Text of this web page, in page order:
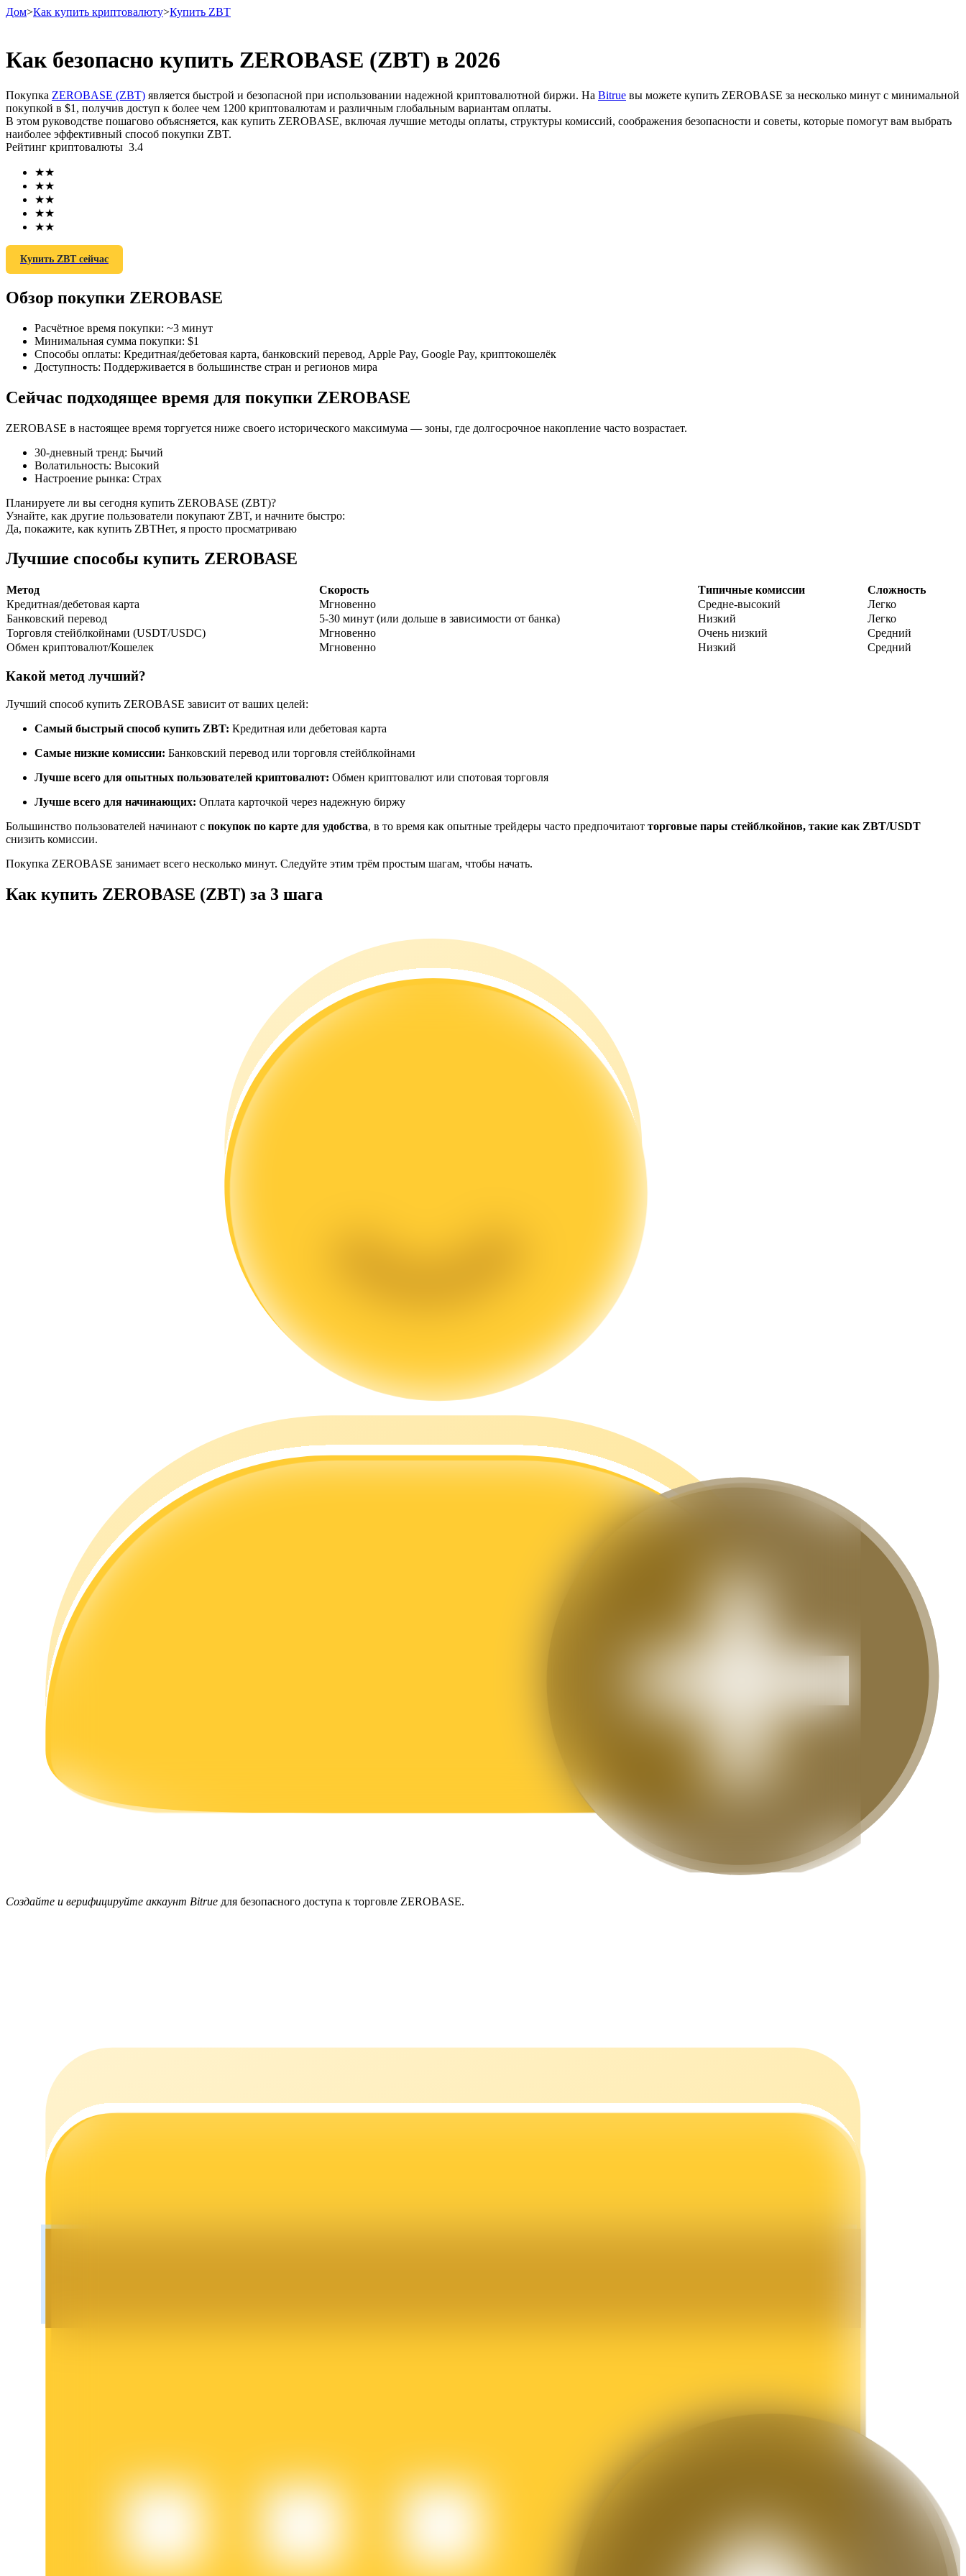
Фьючерсы
USDT-фьючерсы
TradFi
Деривативы на акции, форекс, драгоценные металлы и сырьевые товары
USDC фьючерсы
Копирование торговли
Присоединяйтесь к лучшим трейдерам
Наслаждайтесь распределением прибыли и комиссиями за копи-трейдинг
Анализ больших данных, включая торговую информацию и т. д.
Торговые стратегии
Узнайте, как оставаться прибыльным
Заработок
Силовая свинья
Получайте конкурентные награды ежедневно
Launchpool
Гибкая ставка для заработка популярных токенов
Эксклюзивные инвестиции для владельцев BTR
Дом>Как купить криптовалюту>Купить ZBT
Как безопасно купить ZEROBASE (ZBT) в 2026
Покупка ZEROBASE (ZBT) является быстрой и безопасной при использовании надежной криптовалютной биржи. На Bitrue вы можете купить ZEROBASE за несколько минут с минимальной
покупкой в ​​$1, получив доступ к более чем 1200 криптовалютам и различным глобальным вариантам оплаты.
В этом руководстве пошагово объясняется, как купить ZEROBASE, включая лучшие методы оплаты, структуры комиссий, соображения безопасности и советы, которые помогут вам выбрать
наиболее эффективный способ покупки ZBT.
Рейтинг криптовалюты 3.4
★★
★★
★★
★★
★★
Купить ZBT сейчас
Обзор покупки ZEROBASE
Расчётное время покупки: ~3 минут
Минимальная сумма покупки: $1
Способы оплаты: Кредитная/дебетовая карта, банковский перевод, Apple Pay, Google Pay, криптокошелёк
Доступность: Поддерживается в большинстве стран и регионов мира
Сейчас подходящее время для покупки ZEROBASE
ZEROBASE в настоящее время торгуется ниже своего исторического максимума — зоны, где долгосрочное накопление часто возрастает.
30-дневный тренд: Бычий
Волатильность: Высокий
Настроение рынка: Страх
Планируете ли вы сегодня купить ZEROBASE (ZBT)?
Узнайте, как другие пользователи покупают ZBT, и начните быстро:
Да, покажите, как купить ZBTНет, я просто просматриваю
Лучшие способы купить ZEROBASE
Метод Скорость Типичные комиссии
Сложность
Кредитная/дебетовая карта
Мгновенно Средне-высокий
Легко
Банковский перевод
5-30 минут (или дольше в зависимости от банка) Низкий
Легко
Торговля стейблкойнами (USDT/USDC)
Мгновенно Очень низкий
Средний
Обмен криптовалют/Кошелек
Мгновенно Низкий Средний
Какой метод лучший?
Лучший способ купить ZEROBASE зависит от ваших целей:
Самый быстрый способ купить ZBT: Кредитная или дебетовая карта
Самые низкие комиссии: Банковский перевод или торговля стейблкойнами
Лучше всего для опытных пользователей криптовалют: Обмен криптовалют или спотовая торговля
Лучше всего для начинающих: Оплата карточкой через надежную биржу
Большинство пользователей начинают с покупок по карте для удобства, в то время как опытные трейдеры часто предпочитают торговые пары стейблкойнов, такие как ZBT/USDT
снизить комиссии.
Покупка ZEROBASE занимает всего несколько минут. Следуйте этим трём простым шагам, чтобы начать.
Как купить ZEROBASE (ZBT) за 3 шага
Создайте и верифицируйте аккаунт Bitrue для безопасного доступа к торговле ZEROBASE.